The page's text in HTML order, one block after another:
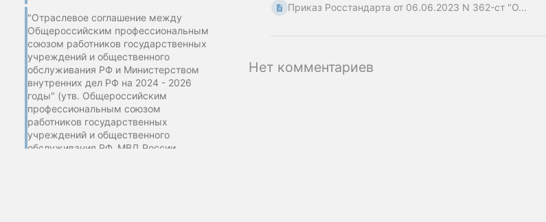
"Отраслевое соглашение между
Общероссийским профессиональным
союзом работников государственных
учреждений и общественного
обслуживания РФ и Министерством
внутренних дел РФ на 2024 - 2026
годы" (утв. Общероссийским
профессиональным союзом
работников государственных
учреждений и общественного
обслуживания РФ, МВД России
Приказ Росстандарта от 06.06.2023 N 362-ст "О...
Нет комментариев